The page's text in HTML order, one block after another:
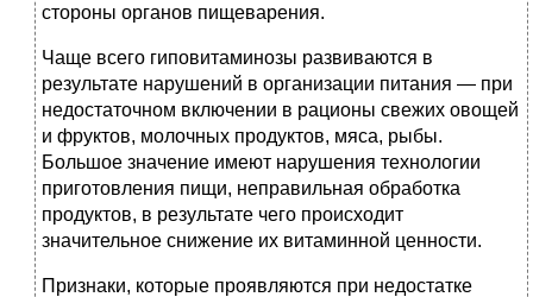
стороны органов пищеварения.
Чаще всего гиповитаминозы развиваются в
результате нарушений в организации питания — при
недостаточном включении в рационы свежих овощей
и фруктов, молочных продуктов, мяса, рыбы.
Большое значение имеют нарушения технологии
приготовления пищи, неправильная обработка
продуктов, в результате чего происходит
значительное снижение их витаминной ценности.
Признаки, которые проявляются при недостатке